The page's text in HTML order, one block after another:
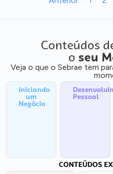
Conteúdos
o seu
Veja o que o Sebrae tem
Iniciando
um
Negócio
Pessoal
CONTEÚDOS